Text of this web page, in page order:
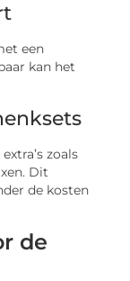
een
kan het
zoals
Dit
de kosten
de